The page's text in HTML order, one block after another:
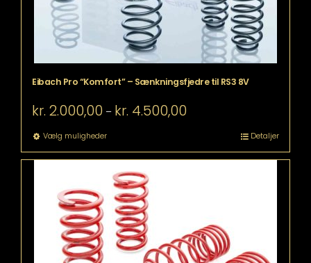
Eibach Pro “Komfort” – Sænkningsfjedre til RS3 8V
kr. 2.000,00 – kr. 4.500,00
Vælg mulighederDette
vare
har
flere
varianter.
Mulighederne
kan
vælges
på
varesiden
Detaljer